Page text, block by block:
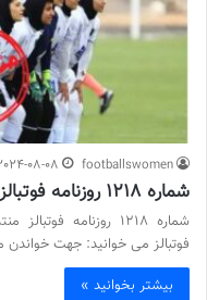
footballswomen
08-08
شماره 1218 روزنامه فوتبالز منتشر شد
فوتبالز می خوانید: جهت
بیشتر بخوانید »